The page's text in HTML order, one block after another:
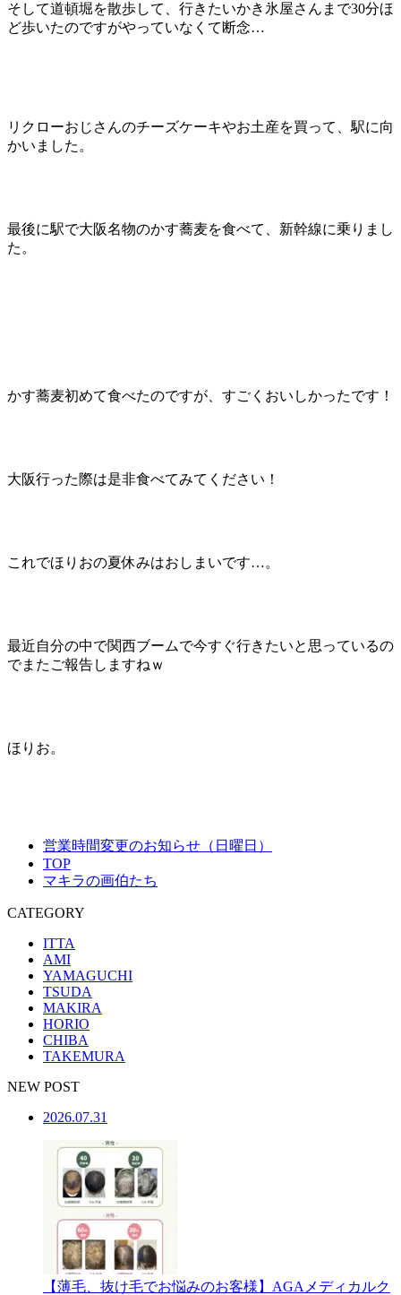
そして道頓堀を散歩して、行きたいかき氷屋さんまで30分ほ
ど歩いたのですがやっていなくて断念…
リクローおじさんのチーズケーキやお土産を買って、駅に向
かいました。
最後に駅で大阪名物のかす蕎麦を食べて、新幹線に乗りまし
た。
かす蕎麦初めて食べたのですが、すごくおいしかったです！
大阪行った際は是非食べてみてください！
これでほりおの夏休みはおしまいです…。
最近自分の中で関西ブームで今すぐ行きたいと思っているの
でまたご報告しますねｗ
ほりお。
営業時間変更のお知らせ（日曜日）
TOP
マキラの画伯たち
CATEGORY
ITTA
AMI
YAMAGUCHI
TSUDA
MAKIRA
HORIO
CHIBA
TAKEMURA
NEW POST
2026.07.31
【薄毛、抜け毛でお悩みのお客様】AGAメディカルク